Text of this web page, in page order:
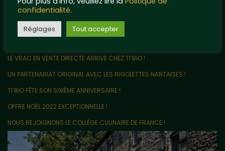
MENTIONS LÉGALES ET POLITIQUE DE CONFIDENTIALITÉ
Articles récents
LE VRAC EN VENTE DIRECTE ARRIVE CHEZ TI’BIO !
UN PARTENARIAT ORIGINAL AVEC LES RIGOLETTES NANTAISES !
TI’BIO FÊTE SON SIXIÈME ANNIVERSAIRE !
OFFRE NOËL 2022 EXCEPTIONNELLE !
NOUS REJOIGNONS LE COLLÈGE CULINAIRE DE FRANCE !
confidentialité.
Réglages Tout accepter